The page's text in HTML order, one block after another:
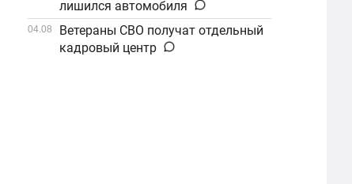
лишился автомобиля
04.08
Ветераны СВО получат отдельный
кадровый центр